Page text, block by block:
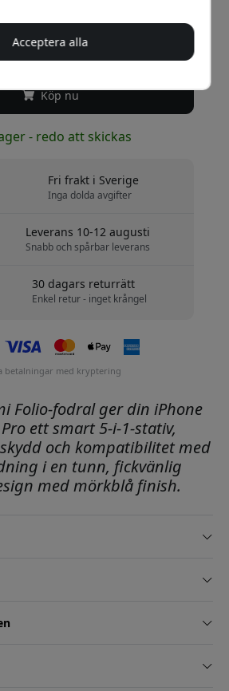
pris
SEK
Köp nu
- redo att skickas
Fri frakt i Sverige
Inga dolda avgifter
Leverans 10-12 augusti
Snabb och spårbar leverans
30 dagars returrätt
Enkel retur - inget krångel
betalningar med kryptering
Folio-fodral ger din iPhone
ett smart 5-i-1-stativ,
och kompatibilitet med
i en tunn, fickvänlig
med mörkblå finish.
Acceptera alla